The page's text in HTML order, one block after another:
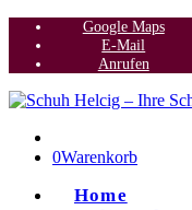
Google Maps
E-Mail
Anrufen
0Warenkorb
Home